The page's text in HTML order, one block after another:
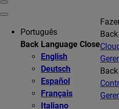
Português
Back Language Close
English
Deutsch
Español
Français
Italiano
Back
Back